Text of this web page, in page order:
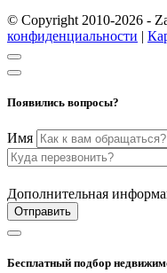
© Copyright 2010-2026 -
конфиденциальности |
Появились вопросы?
Имя
Дополнительная
Отправить
Бесплатный подбор